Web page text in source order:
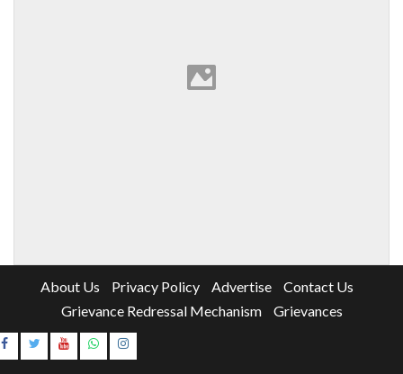
About Us Privacy Policy Advertise
Contact Us
Grievance Redressal Mechanism
Grievances
Instagram